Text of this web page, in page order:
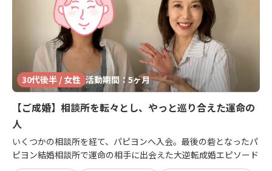
30代後半 / 女性 活動期間：5ヶ月
【ご成婚】相談所を転々とし、やっと巡り合えた運命の
人
いくつかの相談所を経て、パピヨンへ入会。最後の砦となったパ
ピヨン結婚相談所で運命の相手に出会えた大逆転成婚エピソード